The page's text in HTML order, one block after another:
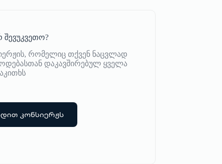
რომელიც თქვენ ნაცვლად
დაკავშირებულ ყველა
კონსიერჟს